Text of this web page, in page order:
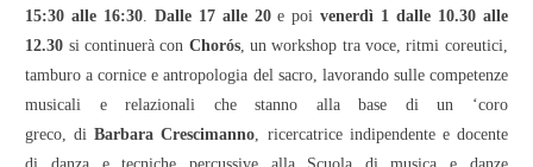
15:30 alle 16:30. Dalle 17 alle 20e poivenerdì 1 dalle 10.30 alle
12.30 si continuerà con Chorós, un workshop tra voce, ritmi coreutici,
tamburo a cornice e antropologia del sacro, lavorando sulle competenze
musicali e relazionali che stanno alla base di un ‘coro
greco, diBarbara Crescimanno, ricercatrice indipendente e docente